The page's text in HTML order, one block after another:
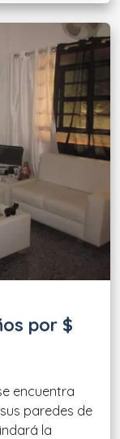
por $
encuentra
paredes de
la